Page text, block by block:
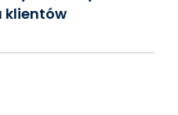
klientów